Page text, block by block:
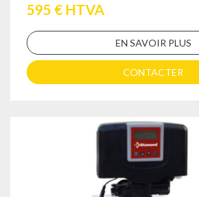
595 € HTVA
EN SAVOIR PLUS
CONTACTER